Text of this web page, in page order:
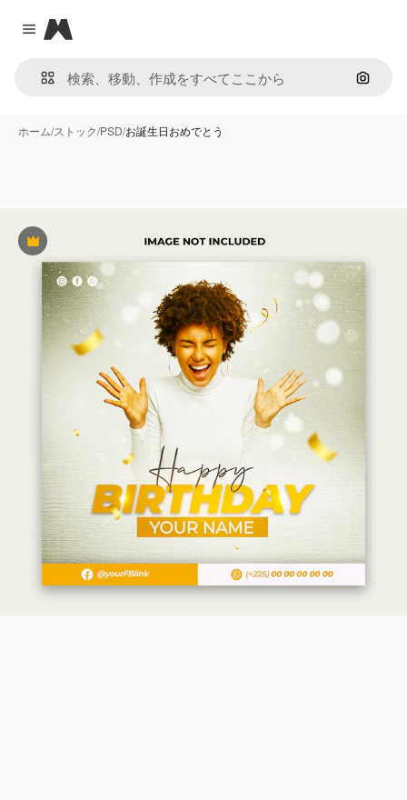
Close menu
Magnific
画像で
ホーム/ストック/PSD/お誕生日おめでとう
Premium